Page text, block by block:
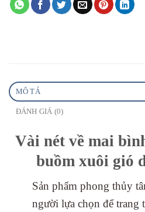
MÔ TẢ
ĐÁNH GIÁ (0)
Vài nét về mai
buồm xuôi gió
Sản phẩm phong thủy
người lựa chọn để trang